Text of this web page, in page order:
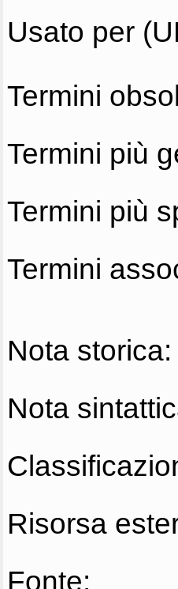
Usato per
Termini
Termini più
Termini più
Termini
Nota storica:
Nota
Risorsa
Fonte: